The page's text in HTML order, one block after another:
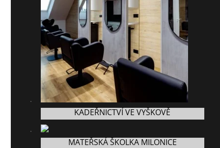
KADEŘNICTVÍ VE VYŠKOVĚ
MATEŘSKÁ ŠKOLKA MILONICE